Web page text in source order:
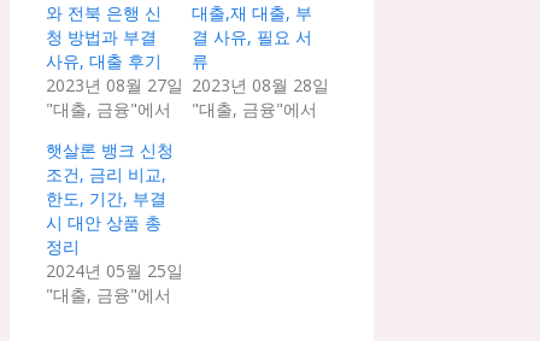
와 전북 은행 신
청 방법과 부결
사유, 대출 후기
2023년 08월 27일
"대출, 금융"에서
대출,재 대출, 부
결 사유, 필요 서
류
2023년 08월 28일
"대출, 금융"에서
햇살론 뱅크 신청
조건, 금리 비교,
한도, 기간, 부결
시 대안 상품 총
정리
2024년 05월 25일
"대출, 금융"에서